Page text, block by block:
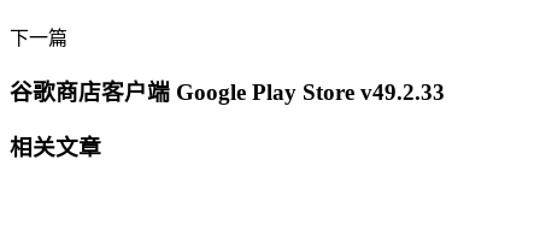
下一篇
谷歌商店客户端 Google Play Store v49.2.33
相关文章